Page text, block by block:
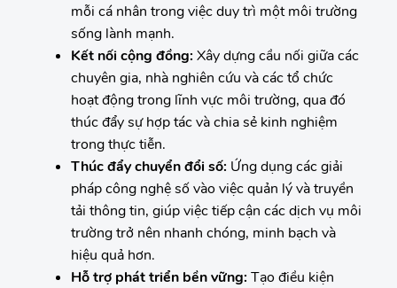
mỗi cá nhân trong việc duy trì một môi trường
sống lành mạnh.
Kết nối cộng đồng: Xây dựng cầu nối giữa các
chuyên gia, nhà nghiên cứu và các tổ chức
hoạt động trong lĩnh vực môi trường, qua đó
thúc đẩy sự hợp tác và chia sẻ kinh nghiệm
trong thực tiễn.
Thúc đẩy chuyển đổi số: Ứng dụng các giải
pháp công nghệ số vào việc quản lý và truyền
tải thông tin, giúp việc tiếp cận các dịch vụ môi
trường trở nên nhanh chóng, minh bạch và
hiệu quả hơn.
Hỗ trợ phát triển bền vững: Tạo điều kiện